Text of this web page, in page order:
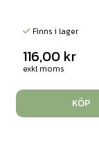
Finns i lager
116,00 kr
exkl moms
KÖP